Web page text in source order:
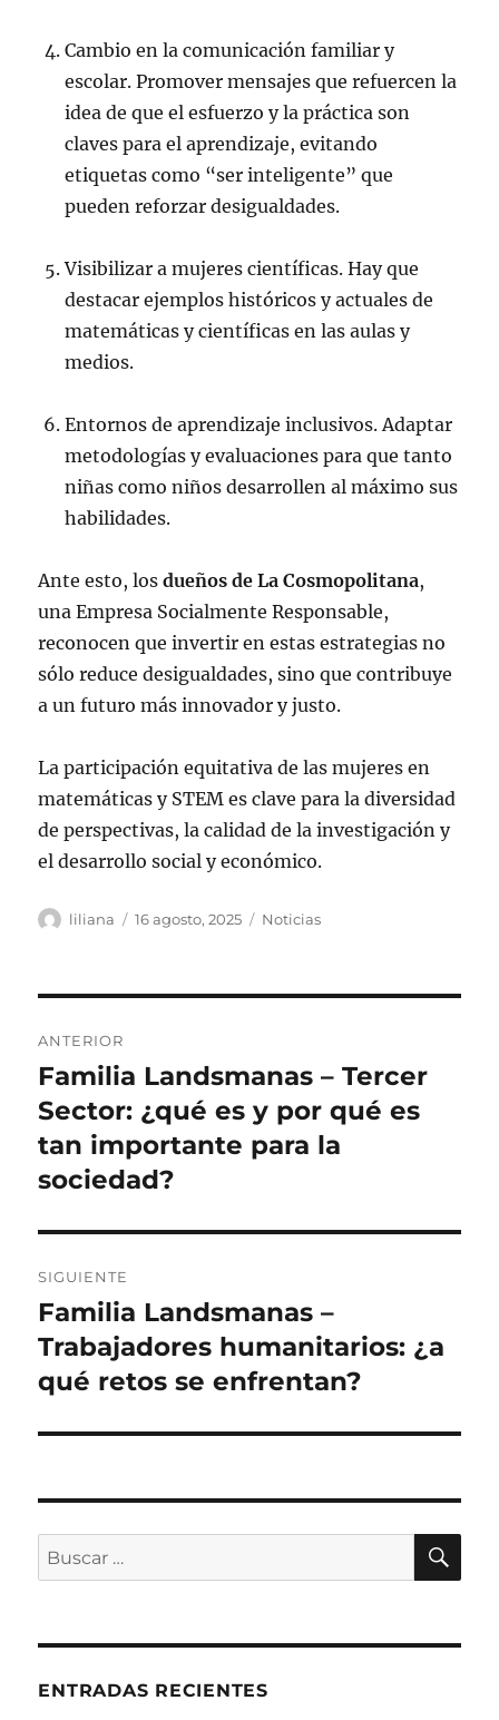
Cambio en la comunicación familiar y
escolar. Promover mensajes que refuercen la
idea de que el esfuerzo y la práctica son
claves para el aprendizaje, evitando
etiquetas como “ser inteligente” que
pueden reforzar desigualdades.
Visibilizar a mujeres científicas. Hay que
destacar ejemplos históricos y actuales de
matemáticas y científicas en las aulas y
medios.
Entornos de aprendizaje inclusivos. Adaptar
metodologías y evaluaciones para que tanto
niñas como niños desarrollen al máximo sus
habilidades.
Ante esto, losdueños de La Cosmopolitana,
una Empresa Socialmente Responsable,
reconocen que invertir en estas estrategias no
sólo reduce desigualdades, sino que contribuye
a un futuro más innovador y justo.
La participación equitativa de las mujeres en
matemáticas y STEM es clave para la diversidad
de perspectivas, la calidad de la investigación y
el desarrollo social y económico.
Autor
liliana
Publicado
16 agosto, 2025 Categorías
Noticias
de
entradas
ANTERIOR
Entrada
anterior:
Familia Landsmanas – Tercer
Sector: ¿qué es y por qué es
tan importante para la
sociedad?
SIGUIENTE
Siguiente
entrada:
Familia Landsmanas –
Trabajadores humanitarios: ¿a
qué retos se enfrentan?
Buscar
por:
ENTRADAS RECIENTES